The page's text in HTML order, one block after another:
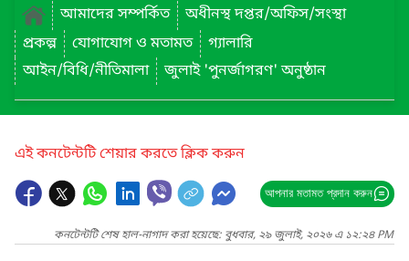
আমাদের সম্পর্কিত
অধীনস্থ দপ্তর/অফিস/সংস্থা
প্রকল্প
যোগাযোগ ও মতামত
গ্যালারি
আইন/বিধি/নীতিমালা
জুলাই 'পুনর্জাগরণ' অনুষ্ঠান
এই কনটেন্টটি শেয়ার করতে ক্লিক করুন
আপনার মতামত প্রদান করুন
কনটেন্টটি শেষ হাল-নাগাদ করা হয়েছে: বুধবার, ২৯ জুলাই, ২০২৬ এ ১২:২৪ PM